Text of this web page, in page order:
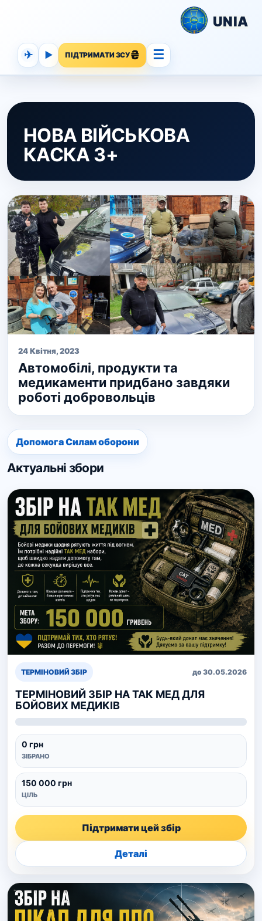
UNIA
✈ ▶ ПІДТРИМАТИ ЗСУ ☰
НОВА ВІЙСЬКОВА
КАСКА 3+
24 Квітня, 2023
Автомобілі, продукти та
медикаменти придбано завдяки
роботі добровольців
Допомога Силам оборони
Актуальні збори
ТЕРМІНОВИЙ ЗБІР до 30.05.2026
ТЕРМІНОВИЙ ЗБІР НА ТАК МЕД ДЛЯ
БОЙОВИХ МЕДИКІВ
0 грн
ЗІБРАНО
150 000 грн
ЦІЛЬ
Підтримати цей збір
Деталі